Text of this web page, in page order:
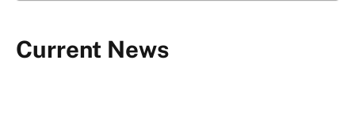
Current News